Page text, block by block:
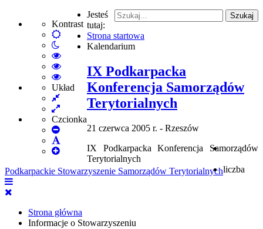
Kontrast
Default
mode
Włącz
tryb
nocny
High
Contrast
Black
White
High
Contrast
Black
High
Contrast
mode
Układ
Fixed
layout
Wide
layout
Czcionka
Set
FontDefault
Set
Font
Szukaj
Podkarpackie Stowarzyszenie Samorządów Terytorialnych
Strona główna
Informacje o Stowarzyszeniu
Jesteś
tutaj:
Strona startowa
Kalendarium
IX Podkarpacka
Konferencja Samorządów
Terytorialnych
21 czerwca 2005 r. - Rzeszów
IX Podkarpacka Konferencja Samorządów
Terytorialnych
liczba